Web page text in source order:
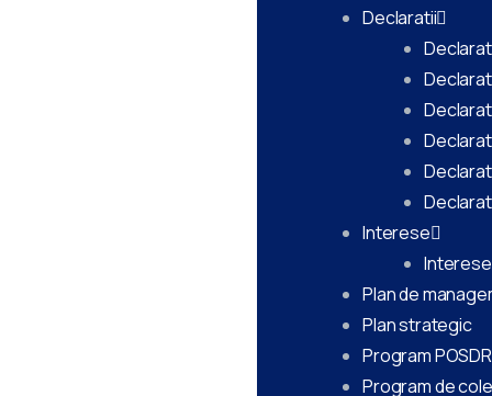
Declaratii
Interese
Plan de
Plan strategic
Program
Program de